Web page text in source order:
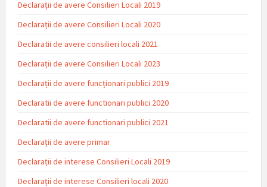
Declarații de avere Consilieri Locali 2019
Declarații de avere Consilieri Locali 2020
Declaratii de avere consilieri locali 2021
Declarații de avere Consilieri Locali 2023
Declarații de avere funcționari publici 2019
Declaratii de avere functionari publici 2020
Declaratii de avere functionari publici 2021
Declarații de avere primar
Declarații de interese Consilieri Locali 2019
Declarații de interese Consilieri locali 2020